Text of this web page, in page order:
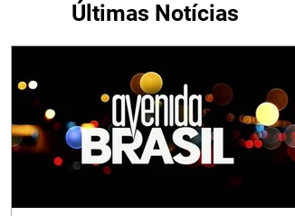
Últimas Notícias